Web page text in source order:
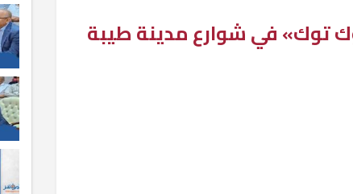
توك» في شوارع مدينة طيبة